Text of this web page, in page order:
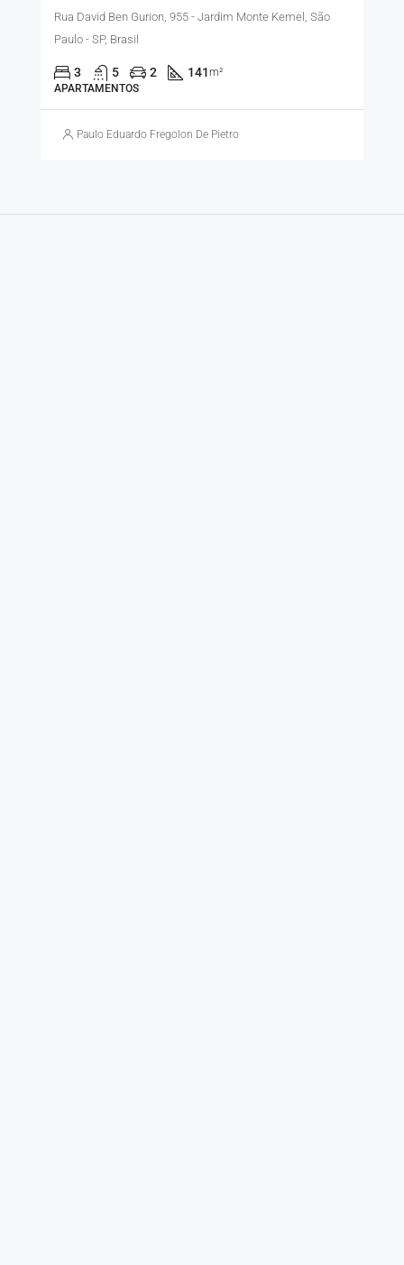
Rua David Ben Gurion, 955 - Jardim Monte Kemel, São
Paulo - SP, Brasil
3 5 2 141m²
APARTAMENTOS
Paulo Eduardo Fregolon De Pietro